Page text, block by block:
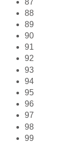
88
89
90
91
92
93
94
95
96
97
98
99